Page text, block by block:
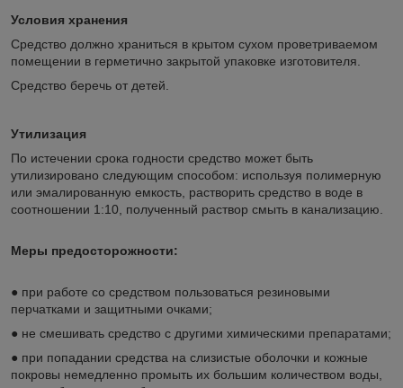
Условия хранения
Средство должно храниться в крытом сухом проветриваемом
помещении в герметично закрытой упаковке изготовителя.
Средство беречь от детей.
Утилизация
По истечении срока годности средство может быть
утилизировано следующим способом: используя полимерную
или эмалированную емкость, растворить средство в воде в
соотношении 1:10, полученный раствор смыть в канализацию.
Меры предосторожности:
● при работе со средством пользоваться резиновыми
перчатками и защитными очками;
● не смешивать средство с другими химическими препаратами;
● при попадании средства на слизистые оболочки и кожные
покровы немедленно промыть их большим количеством воды,